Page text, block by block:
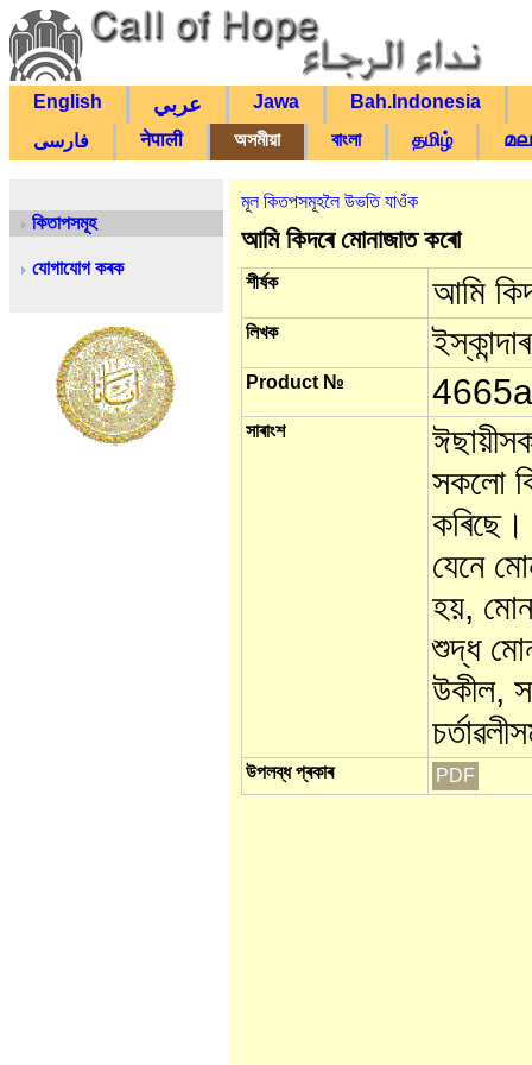
English عربي Jawa
Bah.Indonesia
فارسی
नेपाली অসমীয়া বাংলা தமிழ்
কিতাপসমূহ
যোগাযোগ কৰক
মূল কিতপসমূহলৈ উভতি যাওঁক
আমি কিদৰে মোনাজাত কৰো
শীৰ্ষক আমি
লিখক
Product №
সাৰাংশ
সকলো
কৰিছে।
যেনে
হয়,
শুদ্ধ
উকীল,
উপলব্ধ প্ৰকাৰ PDF